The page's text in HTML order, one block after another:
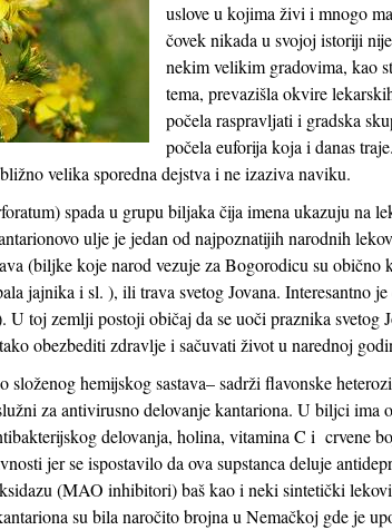
uslove u kojima živi i mnogo
čovek nikada u svojoj istoriji
nekim velikim gradovima, kao
tema, prevazišla okvire
počela raspravljati i gradska
počela euforija koja i danas
velika sporedna dejstva i ne izaziva naviku.
spada u grupu biljaka čija imena ukazuju na
ulje je jedan od najpoznatijih narodnih
(biljke koje narod vezuje za Bogorodicu su obično
jajnika i sl. ), ili trava svetog Jovana. Interesantno
U toj zemlji postoji običaj da se uoči praznika svetog
obezbediti zdravlje i sačuvati život u narednoj
hemijskog sastava– sadrži flavonske
za antivirusno delovanje kantariona. U biljci ima
delovanja, holina, vitamina C i crvene
jer se ispostavilo da ova supstanca deluje
(MAO inhibitori) baš kao i neki sintetički
su bila naročito brojna u Nemačkoj gde je